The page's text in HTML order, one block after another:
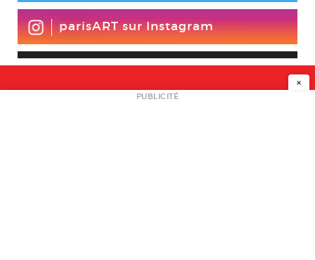
parisART sur Instagram
NEWSLETTER
×
PUBLICITÉ